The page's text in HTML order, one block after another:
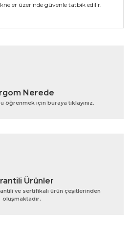
üzerinde güvenle tatbik edilir.
resim, ürün açıklamalarında ve
eksik bilgiler bulunuyor.
Gönder
Nerede
öğrenmek için buraya tıklayınız.
Ürünler
ve sertifikalı ürün çeşitlerinden
oluşmaktadır.